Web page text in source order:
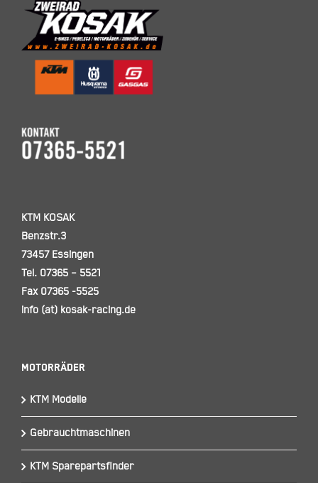
KTM KOSAK
Benzstr.3
73457 Essingen
Tel. 07365 – 5521
Fax 07365 -5525
info (at) kosak-racing.de
Motorräder
KTM Modelle
Gebrauchtmaschinen
KTM Sparepartsfinder